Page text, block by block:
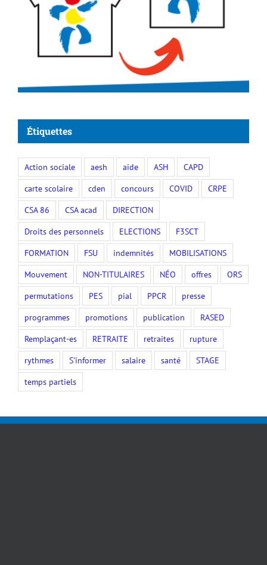
Étiquettes
Action sociale aesh aide
CAPD
carte scolaire
cden concours
CSA 86
CSA acad
DIRECTION
Droits des personnels
ELECTIONS
F3SCT
FORMATION
FSU indemnités
MOBILISATIONS
Mouvement
NON-TITULAIRES NÉO offres
permutations
PES pial PPCR
presse
programmes
promotions publication
RASED
Remplaçant-es
RETRAITE retraites
rupture
rythmes
S'informer